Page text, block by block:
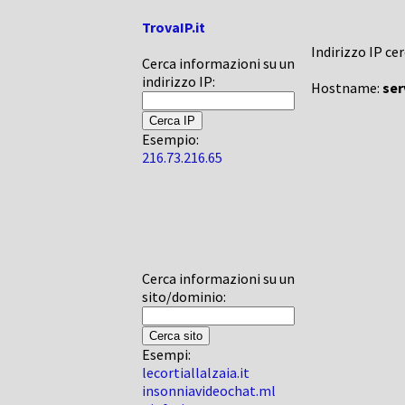
TrovaIP.it
Cerca informazioni su un
indirizzo IP:
Esempio:
216.73.216.65
Cerca informazioni su un
sito/dominio:
Esempi:
lecortiallalzaia.it
insonniavideochat.ml
Indirizzo IP
Hostname: